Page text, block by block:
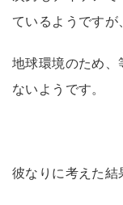
ているようですが
地球環境のため、
ないようです。
彼なりに考えた結